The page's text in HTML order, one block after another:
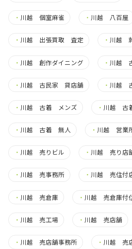
・ 川越 個室麻雀 ・ 川越 八百屋
・ 川越 出張買取 査定 ・ 川越
・ 川越 創作ダイニング ・ 川越
・ 川越 古民家 貸店舗 ・ 川越
・ 川越 古着 メンズ ・ 川越 古
・ 川越 古着 無人 ・ 川越 営業
・ 川越 売りビル ・ 川越 売り店
・ 川越 売事務所 ・ 川越 売住付
・ 川越 売倉庫 ・ 川越 売倉庫付
・ 川越 売工場 ・ 川越 売店舗
・ 川越 売店舗事務所 ・ 川越 売